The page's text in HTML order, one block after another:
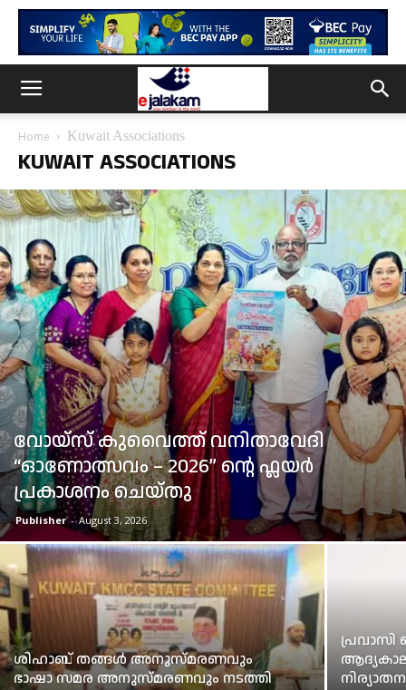
Home Kuwait Associations
KUWAIT ASSOCIATIONS
വോയ്സ് കുവൈത്ത് വനിതാവേദി
“ഓണോത്സവം – 2026” ന്റെ ഫ്ലയർ
പ്രകാശനം ചെയ്തു
Publisher - August 3, 2026
ശിഹാബ് തങ്ങൾ അനുസ്മരണവും
ഭാഷാ സമര അനുസ്മരണവും നടത്തി